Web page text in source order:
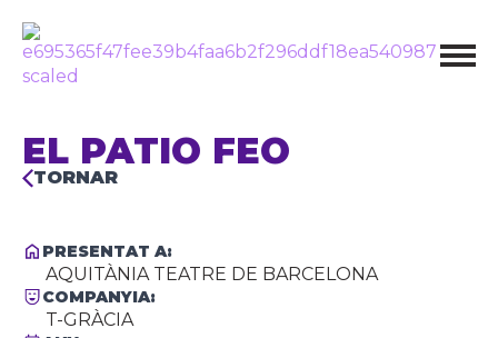
EL PATIO FEO
TORNAR
PRESENTAT A:
AQUITÀNIA TEATRE DE BARCELONA
COMPANYIA:
T-GRÀCIA